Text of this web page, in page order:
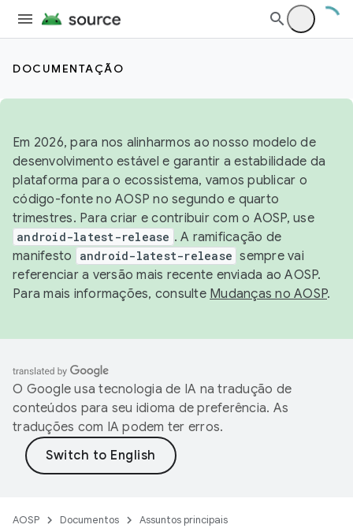
DOCUMENTAÇÃO
Em 2026, para nos alinharmos ao nosso modelo de
desenvolvimento estável e garantir a estabilidade da
plataforma para o ecossistema, vamos publicar o
código-fonte no AOSP no segundo e quarto
trimestres. Para criar e contribuir com o AOSP, use
android-latest-release . A ramificação de
manifesto
android-latest-release sempre vai
referenciar a versão mais recente enviada ao AOSP.
Para mais informações, consulte Mudanças no AOSP.
O Google usa tecnologia de IA na tradução de
conteúdos para seu idioma de preferência. As
traduções com IA podem ter erros.
AOSP Documentos Assuntos principais